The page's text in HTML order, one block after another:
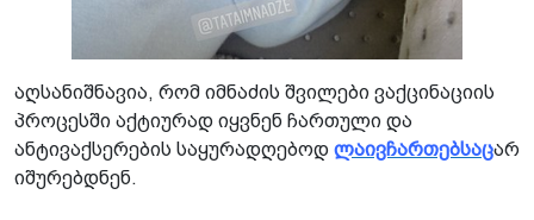
აღსანიშნავია, რომ იმნაძის შვილები ვაქცინაციის
პროცესში აქტიურად იყვნენ ჩართული და
ანტივაქსერების საყურადღებოდ ლაივჩართებსაცარ
იშურებდნენ.